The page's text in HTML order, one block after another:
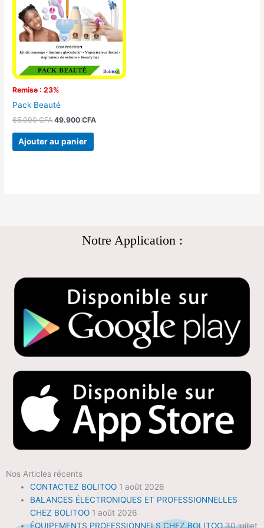
Remise : 23%
Pack Beauté
65.000CFA
65.000 CFA.
49.900CFA
49.900 CFA.
Ajouter au panier
Notre Application :
Nos Articles récents
CONTACTEZ BOLITOO 1 août 2026
BALANCES ÉLECTRONIQUES ET PROFESSIONNELLES
CHEZ BOLITOO 1 août 2026
ÉQUIPEMENTS PROFESSIONNELS CHEZ BOLITOO 30 juillet